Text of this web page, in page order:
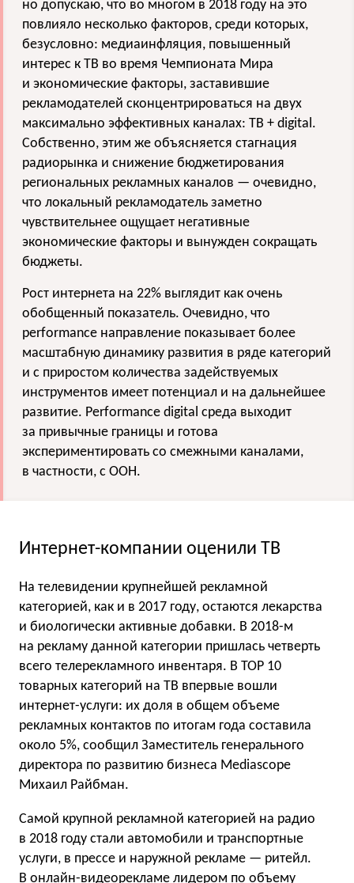
но допускаю, что во многом в 2018 году на это
повлияло несколько факторов, среди которых,
безусловно: медиаинфляция, повышенный
интерес к ТВ во время Чемпионата Мира
и экономические факторы, заставившие
рекламодателей сконцентрироваться на двух
максимально эффективных каналах: ТВ + digital.
Собственно, этим же объясняется стагнация
радиорынка и снижение бюджетирования
региональных рекламных каналов — очевидно,
что локальный рекламодатель заметно
чувствительнее ощущает негативные
экономические факторы и вынужден сокращать
бюджеты.
Рост интернета на 22% выглядит как очень
обобщенный показатель. Очевидно, что
performance направление показывает более
масштабную динамику развития в ряде категорий
и с приростом количества задействуемых
инструментов имеет потенциал и на дальнейшее
развитие. Performance digital среда выходит
за привычные границы и готова
экспериментировать со смежными каналами,
в частности, с ООН.
Интернет-компании оценили ТВ
На телевидении крупнейшей рекламной
категорией, как и в 2017 году, остаются лекарства
и биологически активные добавки. В 2018-м
на рекламу данной категории пришлась четверть
всего телерекламного инвентаря. В TOP 10
товарных категорий на ТВ впервые вошли
интернет-услуги: их доля в общем объеме
рекламных контактов по итогам года составила
около 5%, сообщил Заместитель генерального
директора по развитию бизнеса Mediascope
Михаил Райбман.
Самой крупной рекламной категорией на радио
в 2018 году стали автомобили и транспортные
услуги, в прессе и наружной рекламе — ритейл.
В онлайн-видеорекламе лидером по объему